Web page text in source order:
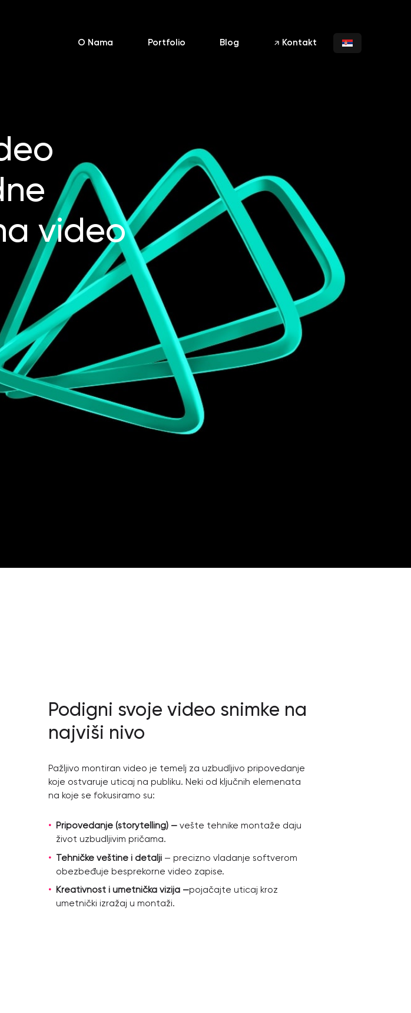
O Nama Portfolio Blog Kontakt
video
Podigni svoje video snimke na
najviši nivo
Pažljivo montiran video je temelj za uzbudljivo pripovedanje
koje ostvaruje uticaj na publiku. Neki od ključnih elemenata
na koje se fokusiramo su:
Pripovedanje (storytelling) —vešte tehnike montaže daju
život uzbudljivim pričama.
Tehničke veštine i detalji— precizno vladanje softverom
obezbeđuje besprekorne video zapise.
Kreativnost i umetnička vizija —pojačajte uticaj kroz
umetnički izražaj u montaži.